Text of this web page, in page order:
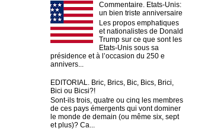
Commentaire. Etats-Unis:
un bien triste anniversaire
Les propos emphatiques
et nationalistes de Donald
Trump sur ce que sont les
Etats-Unis sous sa
présidence et à l’occasion du 250 e
annivers...
EDITORIAL. Bric, Brics, Bic, Bics, Brici,
Bici ou Bicsi?!
Sont-ils trois, quatre ou cinq les membres
de ces pays émergents qui vont dominer
le monde de demain (ou même six, sept
et plus)? Ca...